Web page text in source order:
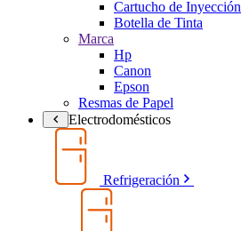
Cartucho de Inyección
Botella de Tinta
Marca
Hp
Canon
Epson
Resmas de Papel
Electrodomésticos
Refrigeración